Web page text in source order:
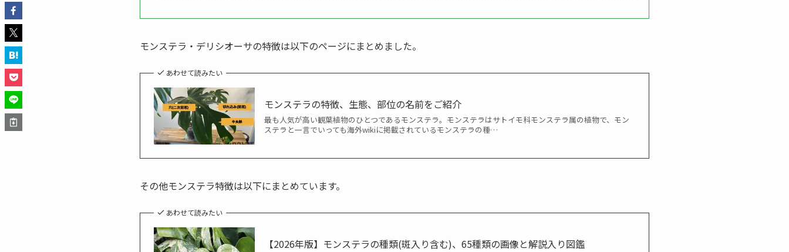
モンステラ・デリシオーサの特徴は以下のページにまとめました。
あわせて読みたい
モンステラの特徴、生態、部位の名前をご紹介
最も人気が高い観葉植物のひとつであるモンステラ。モンステラはサトイモ科モンステラ属の植物で、モン
ステラと一言でいっても海外wikiに掲載されているモンステラの種…
その他モンステラ特徴は以下にまとめています。
あわせて読みたい
【2026年版】モンステラの種類(斑入り含む)、65種類の画像と解説入り図鑑